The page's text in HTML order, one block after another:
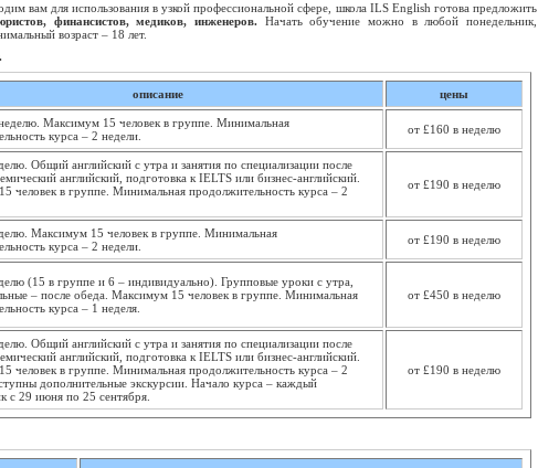
вам для использования в узкой профессиональной сфере, школа ILS English готова предложить
финансистов, медиков, инженеров. Начать обучение можно в любой понедельник,
возраст – 18 лет.
описание цены
Максимум 15 человек в группе. Минимальная
курса – 2 недели.
от £160 в неделю
Общий английский с утра и занятия по специализации после
английский, подготовка к IELTS или бизнес-английский.
человек в группе. Минимальная продолжительность курса – 2
от £190 в неделю
Максимум 15 человек в группе. Минимальная
курса – 2 недели.
от £190 в неделю
(15 в группе и 6 – индивидуально). Групповые уроки с утра,
– после обеда. Максимум 15 человек в группе. Минимальная
курса – 1 неделя.
от £450 в неделю
Общий английский с утра и занятия по специализации после
английский, подготовка к IELTS или бизнес-английский.
человек в группе. Минимальная продолжительность курса – 2
дополнительные экскурсии. Начало курса – каждый
с 29 июня по 25 сентября.
от £190 в неделю